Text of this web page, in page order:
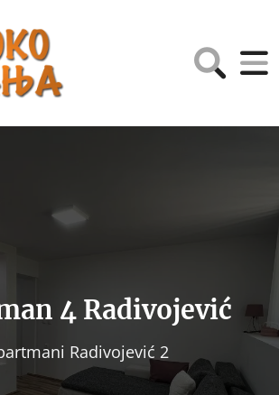
4 Radivojević
Radivojević 2